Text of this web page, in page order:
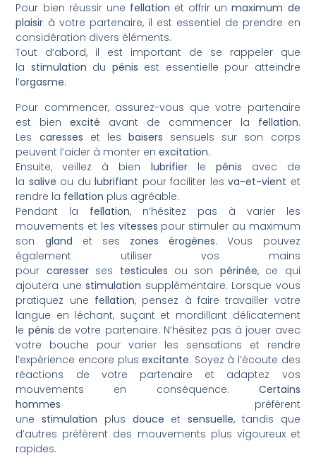
Pour bien réussir une fellation et offrir unmaximum de
plaisir à votre partenaire, il est essentiel de prendre en
considération divers éléments.
Tout d’abord, il est important de se rappeler que
la stimulation du pénis est essentielle pour atteindre
l’orgasme.
Pour commencer, assurez-vous que votre partenaire
est bienexcité avant de commencer la fellation.
Les caresses et lesbaisers sensuels sur son corps
peuvent l’aider à monter enexcitation.
Ensuite, veillez à bien lubrifierle pénis avec de
la salive ou dulubrifiant pour faciliter lesva-et-vient et
rendre la fellation plus agréable.
Pendant la fellation, n’hésitez pas à varier les
mouvements et les vitesses pour stimuler au maximum
son gland et ses zones érogènes. Vous pouvez
également utiliser vos mains
pour caresserses testicules ou son périnée, ce qui
ajoutera unestimulation supplémentaire. Lorsque vous
pratiquez une fellation, pensez à faire travailler votre
langue en léchant, suçant et mordillant délicatement
le pénis de votre partenaire. N’hésitez pas à jouer avec
votre bouche pour varier les sensations et rendre
l’expérience encore plusexcitante. Soyez à l’écoute des
réactions de votre partenaire et adaptez vos
mouvements en conséquence. Certains
hommes préfèrent
unestimulation plus douce etsensuelle, tandis que
d’autres préfèrent des mouvements plus vigoureux et
rapides.